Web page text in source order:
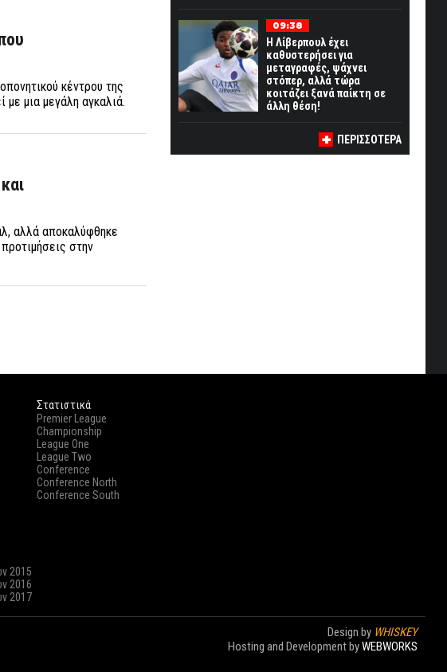
κέντρου της
μια μεγάλη αγκαλιά.
αλλά αποκαλύφθηκε
στην
09:38
Η Λίβερπουλ έχει
καθυστερήσει για
μεταγραφές, ψάχνει
στόπερ, αλλά τώρα
κοιτάζει ξανά παίκτη σε
άλλη θέση!
ΠΕΡΙΣΣΟΤΕΡΑ
2015
2016
2017
Στατιστικά
Premier League
Championship
League One
League Two
Conference
Conference North
Conference South
Design by WHISKEY
Hosting and Development byWEBWORKS